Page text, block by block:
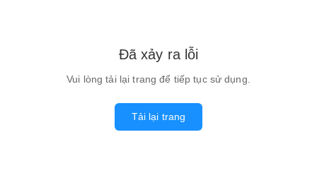
Đã xảy ra lỗi
Vui lòng tải lại trang để tiếp tục sử dụng.
Tải lại trang